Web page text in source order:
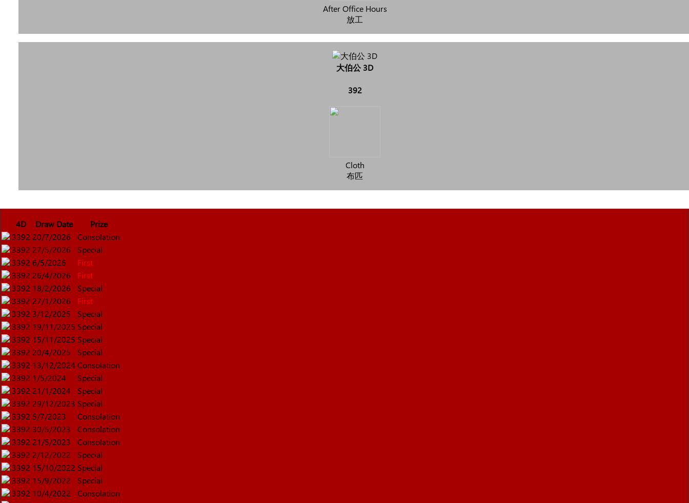
After Office Hours
放工
大伯公 3D
392
Cloth
布匹
4D Draw Date
Prize
3392 20/7/2026
Consolation
3392 27/5/2026
Special
3392 6/5/2026
First
3392 26/4/2026
First
3392 18/2/2026
Special
3392 27/1/2026
First
3392 3/12/2025
Special
3392 19/11/2025 Special
3392 15/11/2025 Special
3392 20/4/2025
Special
3392 13/12/2024 Consolation
3392 1/5/2024
Special
3392 21/1/2024
Special
3392 29/12/2023 Special
3392 5/7/2023
Consolation
3392 30/5/2023
Consolation
3392 21/5/2023
Consolation
3392 2/12/2022
Special
3392 15/10/2022 Special
3392 15/9/2022
Special
3392 10/4/2022
Consolation